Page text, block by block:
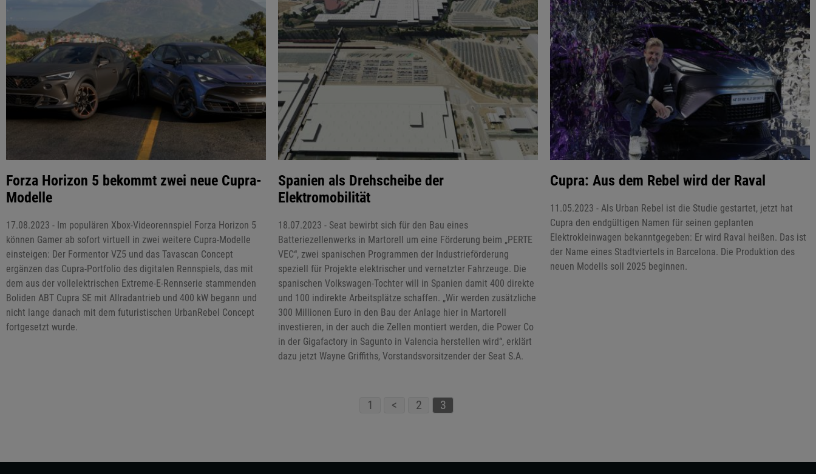
Forza Horizon 5 bekommt zwei neue Cupra-
Modelle
17.08.2023 - Im populären Xbox-Videorennspiel Forza Horizon 5
können Gamer ab sofort virtuell in zwei weitere Cupra-Modelle
einsteigen: Der Formentor VZ5 und das Tavascan Concept
ergänzen das Cupra-Portfolio des digitalen Rennspiels, das mit
dem aus der vollelektrischen Extreme-E-Rennserie stammenden
Boliden ABT Cupra SE mit Allradantrieb und 400 kW begann und
nicht lange danach mit dem futuristischen UrbanRebel Concept
fortgesetzt wurde.
Spanien als Drehscheibe der
Elektromobilität
18.07.2023 - Seat bewirbt sich für den Bau eines
Batteriezellenwerks in Martorell um eine Förderung beim „PERTE
VEC“, zwei spanischen Programmen der Industrieförderung
speziell für Projekte elektrischer und vernetzter Fahrzeuge. Die
spanischen Volkswagen-Tochter will in Spanien damit 400 direkte
und 100 indirekte Arbeitsplätze schaffen. „Wir werden zusätzliche
300 Millionen Euro in den Bau der Anlage hier in Martorell
investieren, in der auch die Zellen montiert werden, die Power Co
in der Gigafactory in Sagunto in Valencia herstellen wird“, erklärt
dazu jetzt Wayne Griffiths, Vorstandsvorsitzender der Seat S.A.
Cupra: Aus dem Rebel wird der Raval
11.05.2023 - Als Urban Rebel ist die Studie gestartet, jetzt hat
Cupra den endgültigen Namen für seinen geplanten
Elektrokleinwagen bekanntgegeben: Er wird Raval heißen. Das ist
der Name eines Stadtviertels in Barcelona. Die Produktion des
neuen Modells soll 2025 beginnen.
1 < 2 3